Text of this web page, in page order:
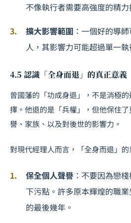
不像執行者需要高強度的精力
擴大影響範圍 ：一個好的導
人，其影響力可能超過單一執
4.5 認識「全身而退」的真正意義
曾國藩的「功成身退」，不是消極
擇。他退的是「兵權」，但他保住
譽、家族、以及對後世的影響力。
對現代經理人而言，「全身而退」的
保全個人聲譽 ：不要因為戀
下污點。許多原本輝煌的職
的最後幾年。